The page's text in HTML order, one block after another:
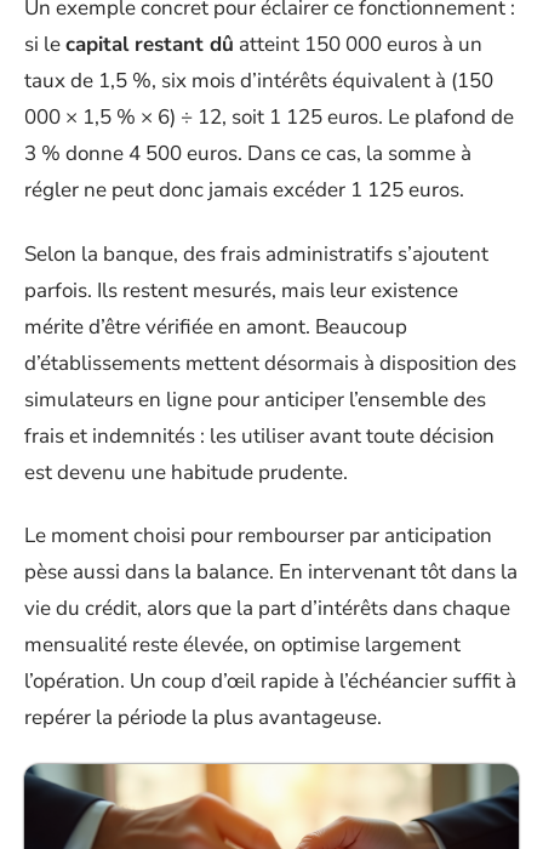
Un exemple concret pour éclairer ce fonctionnement :
si lecapital restant dû atteint 150 000 euros à un
taux de 1,5 %, six mois d’intérêts équivalent à (150
000 × 1,5 % × 6) ÷ 12, soit 1 125 euros. Le plafond de
3 % donne 4 500 euros. Dans ce cas, la somme à
régler ne peut donc jamais excéder 1 125 euros.
Selon la banque, des frais administratifs s’ajoutent
parfois. Ils restent mesurés, mais leur existence
mérite d’être vérifiée en amont. Beaucoup
d’établissements mettent désormais à disposition des
simulateurs en ligne pour anticiper l’ensemble des
frais et indemnités : les utiliser avant toute décision
est devenu une habitude prudente.
Le moment choisi pour rembourser par anticipation
pèse aussi dans la balance. En intervenant tôt dans la
vie du crédit, alors que la part d’intérêts dans chaque
mensualité reste élevée, on optimise largement
l’opération. Un coup d’œil rapide à l’échéancier suffit à
repérer la période la plus avantageuse.